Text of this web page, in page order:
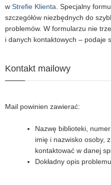
w Strefie Klienta . Specjalny
szczegółów niezbędnych do
problemów. W formularzu nie
i danych kontaktowych – podaje
Kontakt mailowy
Mail powinien zawierać:
Nazwę biblioteki,
imię i nazwisko osoby,
kontaktować w danej
Dokładny opis